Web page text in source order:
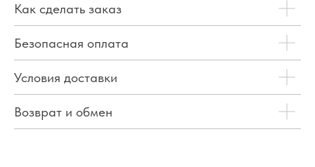
Как сделать заказ
Безопасная оплата
Условия доставки
Возврат и обмен